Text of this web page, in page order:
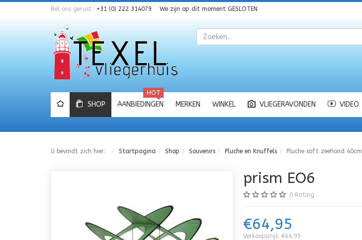
Bel ons gerust:: +31 (0) 222 314079 We zijn op dit moment GESLOTEN
Zoeken
SHOP AANBIEDINGEN
HOT
MERKEN WINKEL VLIEGERAVONDEN VIDEO
U bevindt zich hier: Startpagina Shop Souvenirs Pluche en Knuffels Pluche soft zeehond 40cm
prism EO6
0 Rating
€64,95
Verkoopprijs: €64,95